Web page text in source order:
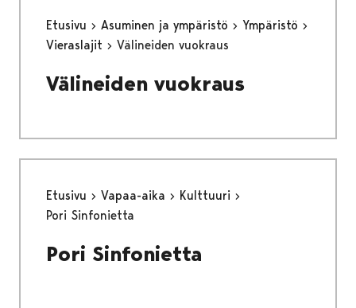
Etusivu Asuminen ja ympäristö
Ympäristö
Vieraslajit
Välineiden vuokraus
Välineiden vuokraus
Etusivu Vapaa-aika
Kulttuuri
Pori Sinfonietta
Pori Sinfonietta